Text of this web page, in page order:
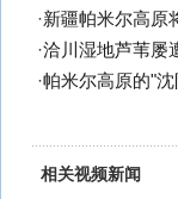
·新疆帕米尔高原
·洽川湿地芦苇屡
·帕米尔高原的"沈
相关视频新闻